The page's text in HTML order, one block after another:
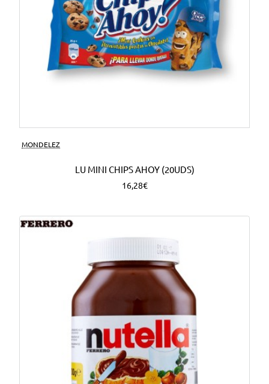
MONDELEZ
LU MINI CHIPS AHOY (20UDS)
16,28€